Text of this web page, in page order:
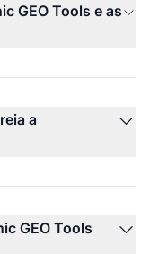
GEO Tools e as
a
GEO Tools